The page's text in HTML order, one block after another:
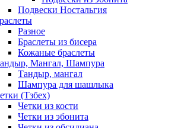
Подвески Ностальгия
Разное
Браслеты из бисера
Кожаные браслеты
Мангал, Шампура
Тандыр, мангал
Шампура для шашлыка
(Тзбех)
Четки из кости
Четки из эбонита